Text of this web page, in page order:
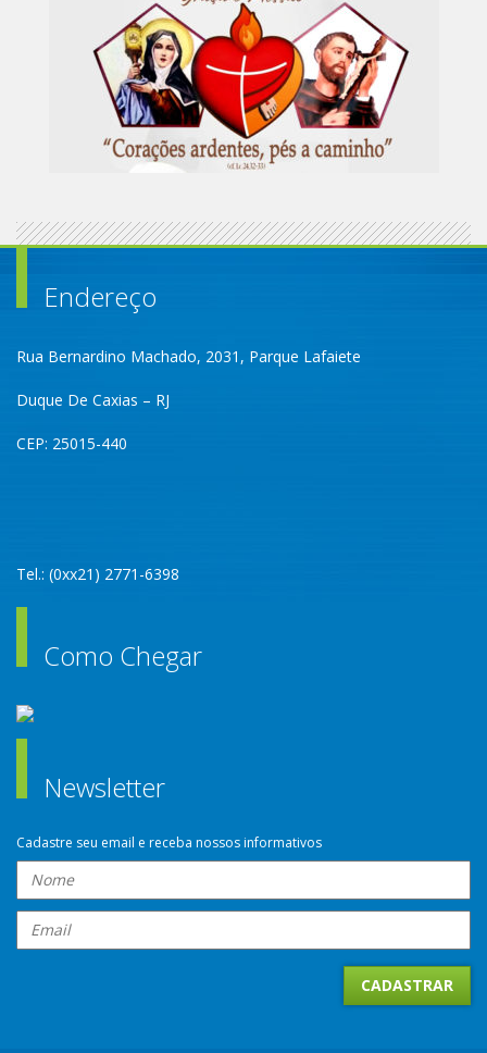
Endereço
Rua Bernardino Machado, 2031, Parque Lafaiete
Duque De Caxias – RJ
CEP: 25015-440
Tel.: (0xx21) 2771-6398
Como Chegar
Newsletter
Cadastre seu email e receba nossos informativos